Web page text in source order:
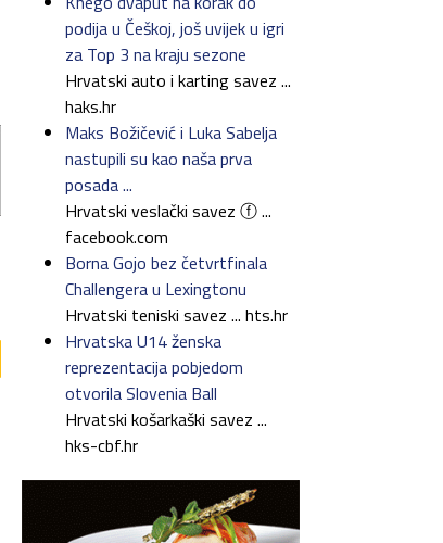
podija u Češkoj, još uvijek u igri
za Top 3 na kraju sezone
Hrvatski auto i karting savez ...
haks.hr
Maks Božičević i Luka Sabelja
nastupili su kao naša prva
posada ...
Hrvatski veslački savez ⓕ ...
facebook.com
Borna Gojo bez četvrtfinala
Challengera u Lexingtonu
Hrvatski teniski savez ... hts.hr
Hrvatska U14 ženska
reprezentacija pobjedom
otvorila Slovenia Ball
Hrvatski košarkaški savez ...
hks-cbf.hr